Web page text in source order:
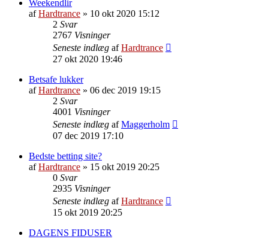
Weekendlir
afHardtrance » 10 okt 2020 15:12
2 Svar
2767 Visninger
Seneste indlæg afHardtrance
27 okt 2020 19:46
Betsafe lukker
afHardtrance » 06 dec 2019 19:15
2 Svar
4001 Visninger
Seneste indlæg afMaggerholm
07 dec 2019 17:10
Bedste betting site?
afHardtrance » 15 okt 2019 20:25
0 Svar
2935 Visninger
Seneste indlæg afHardtrance
15 okt 2019 20:25
DAGENS FIDUSER